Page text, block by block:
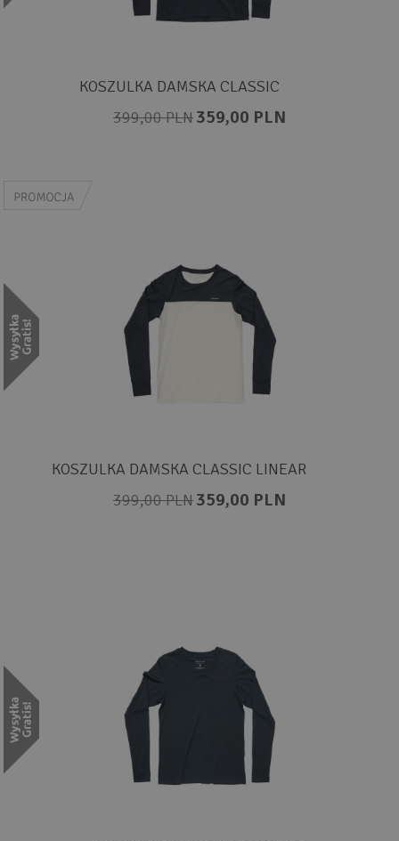
KOSZULKA DAMSKA CLASSIC
399,00 PLN359,00 PLN
KOSZULKA DAMSKA CLASSIC LINEAR
399,00 PLN359,00 PLN